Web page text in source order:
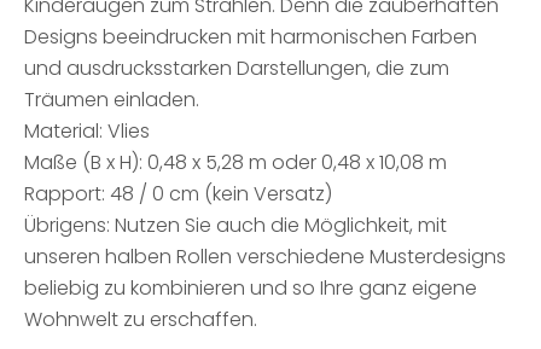
Designs beeindrucken mit harmonischen Farben
und ausdrucksstarken Darstellungen, die zum
Träumen einladen.
Material: Vlies
Maße (B x H): 0,48 x 5,28 m oder 0,48 x 10,08 m
Rapport: 48 / 0 cm (kein Versatz)
Übrigens: Nutzen Sie auch die Möglichkeit, mit
unseren halben Rollen verschiedene Musterdesigns
beliebig zu kombinieren und so Ihre ganz eigene
Wohnwelt zu erschaffen.